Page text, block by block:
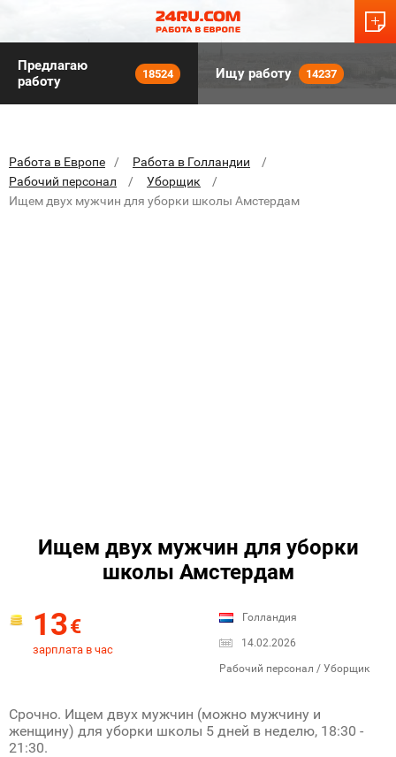
Предлагаю
работу
18524 Ищу работу 14237
Работа в Европе
Работа в Голландии
Рабочий персонал
Уборщик
Ищем двух мужчин для уборки школы Амстердам
Ищем двух мужчин для уборки
школы Амстердам
13€
зарплата в час
Голландия
14.02.2026
Рабочий персонал / Уборщик
Срочно. Ищем двух мужчин (можно мужчину и
женщину) для уборки школы 5 дней в неделю, 18:30 -
21:30.